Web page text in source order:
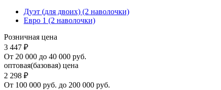
Дуэт (для двоих) (2 наволочки)
Евро 1 (2 наволочки)
Розничная цена
3 447 ₽
От 20 000 до 40 000 руб.
оптовая(базовая) цена
2 298 ₽
От 100 000 руб. до 200 000 руб.